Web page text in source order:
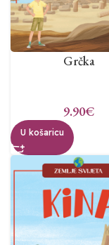
Grčka
9.90€
U košaricu